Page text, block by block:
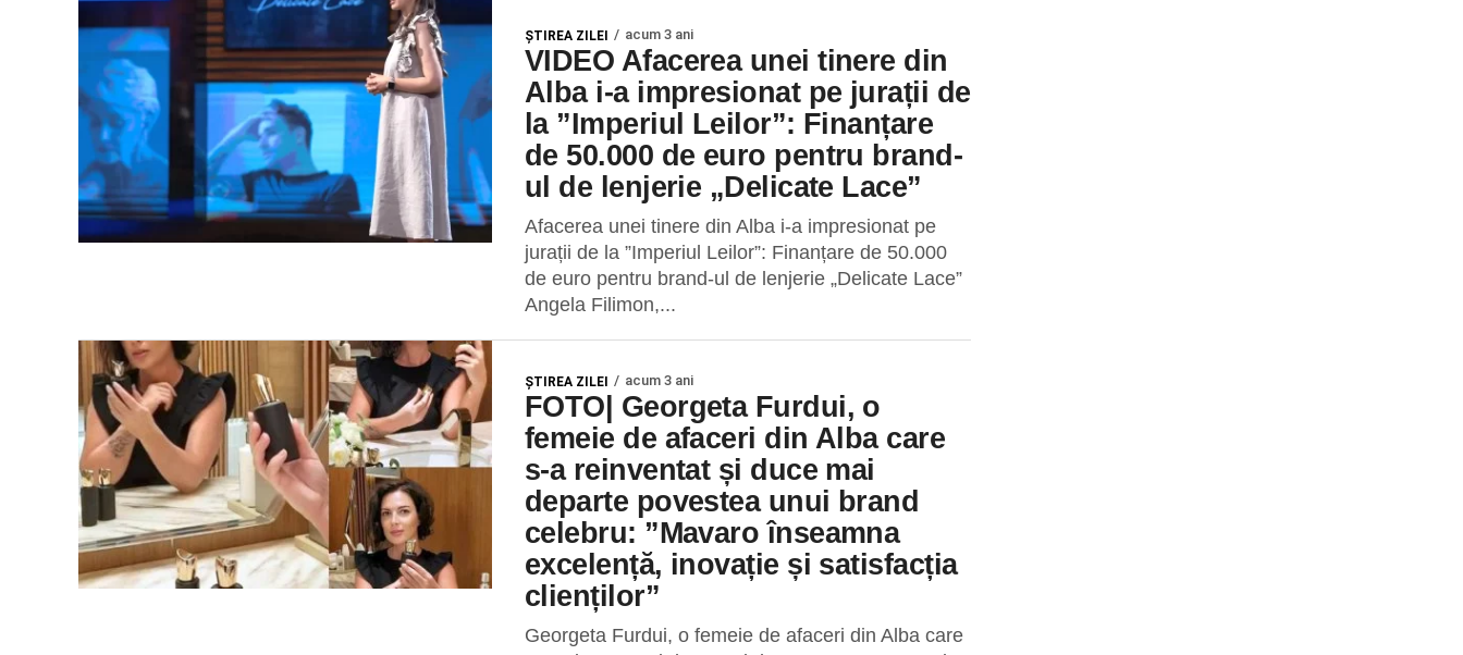
ŞTIREA ZILEI acum 3 ani
VIDEO Afacerea unei tinere din
Alba i-a impresionat pe jurații de
la ”Imperiul Leilor”: Finanțare
de 50.000 de euro pentru brand-
ul de lenjerie „Delicate Lace”
Afacerea unei tinere din Alba i-a impresionat pe
jurații de la ”Imperiul Leilor”: Finanțare de 50.000
de euro pentru brand-ul de lenjerie „Delicate Lace”
Angela Filimon,...
ŞTIREA ZILEI acum 3 ani
FOTO| Georgeta Furdui, o
femeie de afaceri din Alba care
s-a reinventat și duce mai
departe povestea unui brand
celebru: ”Mavaro înseamna
excelență, inovație și satisfacția
clienților”
Georgeta Furdui, o femeie de afaceri din Alba care